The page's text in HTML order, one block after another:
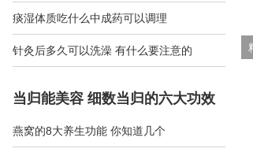
痰湿体质吃什么中成药可以调理
针灸后多久可以洗澡 有什么要注意的
当归能美容 细数当归的六大功效
燕窝的8大养生功能 你知道几个